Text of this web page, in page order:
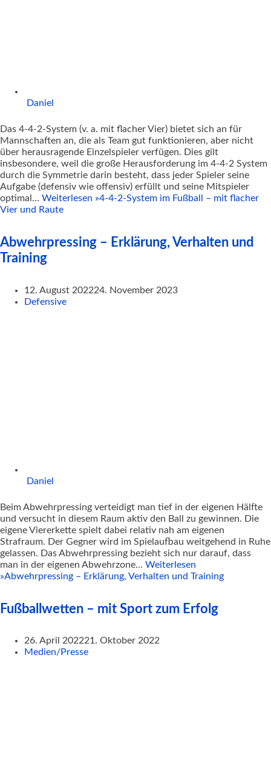
Daniel
Das 4-4-2-System (v. a. mit flacher Vier) bietet sich an für
Mannschaften an, die als Team gut funktionieren, aber nicht
über herausragende Einzelspieler verfügen. Dies gilt
insbesondere, weil die große Herausforderung im 4-4-2 System
durch die Symmetrie darin besteht, dass jeder Spieler seine
Aufgabe (defensiv wie offensiv) erfüllt und seine Mitspieler
optimal… Weiterlesen »4-4-2-System im Fußball – mit flacher
Vier und Raute
Abwehrpressing – Erklärung, Verhalten und
Training
12. August 202224. November 2023
Defensive
Daniel
Beim Abwehrpressing verteidigt man tief in der eigenen Hälfte
und versucht in diesem Raum aktiv den Ball zu gewinnen. Die
eigene Viererkette spielt dabei relativ nah am eigenen
Strafraum. Der Gegner wird im Spielaufbau weitgehend in Ruhe
gelassen. Das Abwehrpressing bezieht sich nur darauf, dass
man in der eigenen Abwehrzone… Weiterlesen
»Abwehrpressing – Erklärung, Verhalten und Training
Fußballwetten – mit Sport zum Erfolg
26. April 202221. Oktober 2022
Medien/Presse